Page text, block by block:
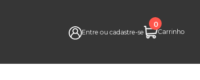
Entre ou cadastre-se
0
Carrinho